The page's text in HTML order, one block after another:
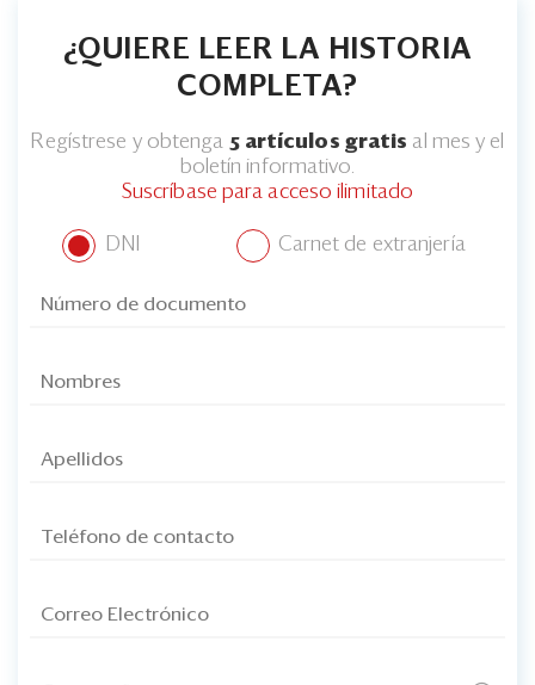
¿QUIERE LEER LA HISTORIA
COMPLETA?
Regístrese y obtenga 5 artículos gratis al mes y el
boletín informativo.
Suscríbase para acceso ilimitado
DNI Carnet de extranjería